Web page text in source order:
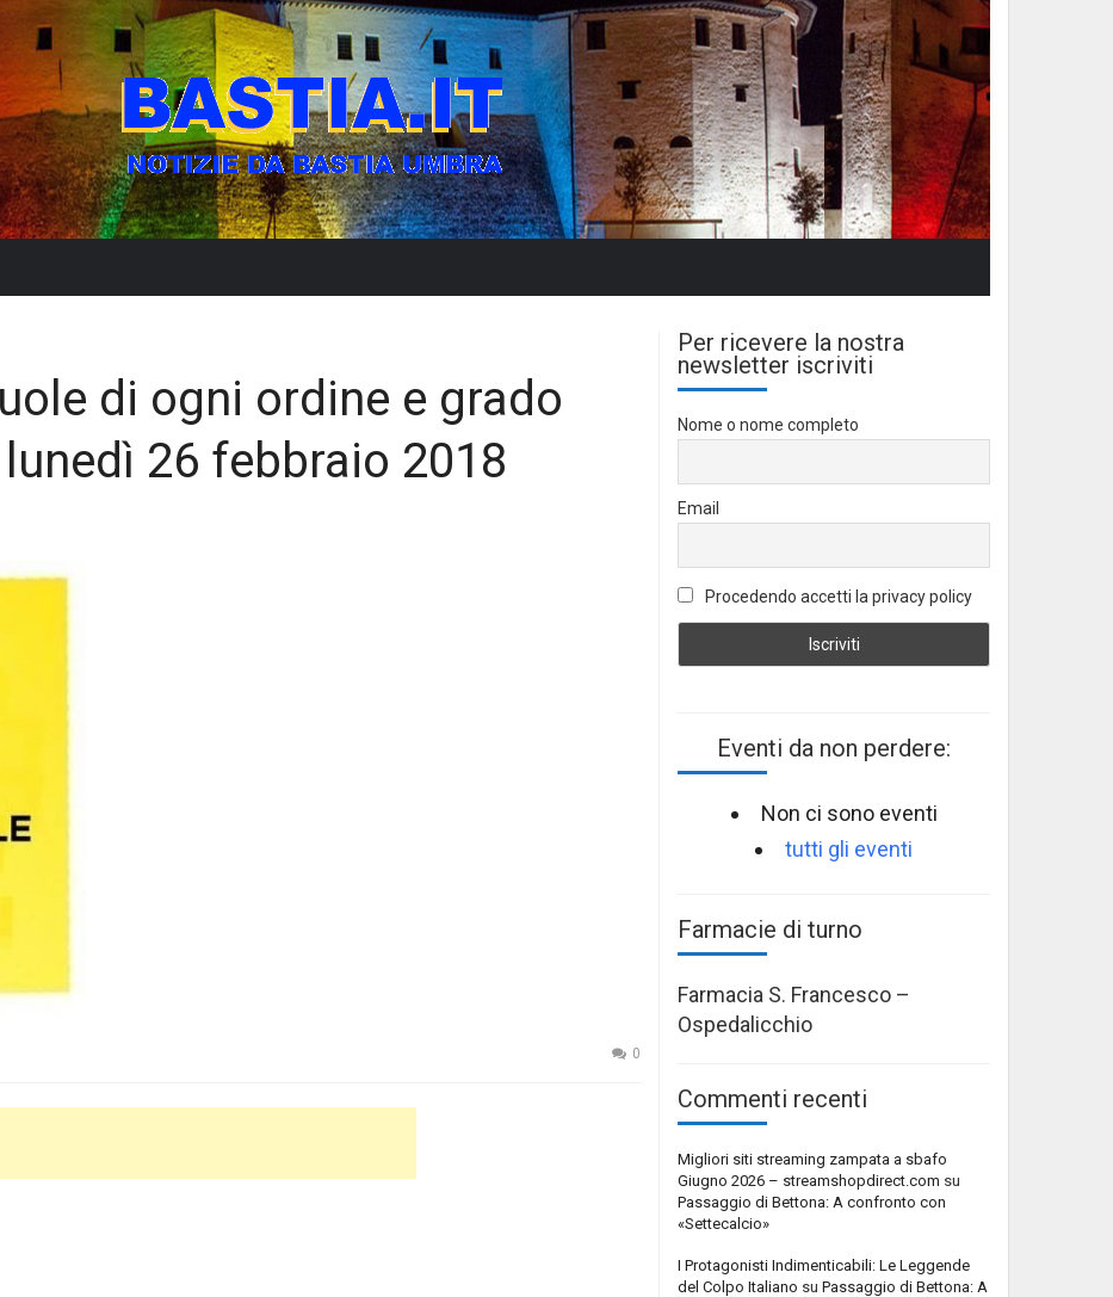
di ogni ordine e grado
26 febbraio 2018
0
Per ricevere la nostra
newsletter iscriviti
Nome o nome completo
Email
Procedendo accetti la privacy policy
Eventi da non perdere:
Non ci sono eventi
tutti gli eventi
Farmacie di turno
Farmacia S. Francesco –
Ospedalicchio
Commenti recenti
Migliori siti streaming zampata a sbafo
Giugno 2026 – streamshopdirect.com su
Passaggio di Bettona: A confronto con
«Settecalcio»
I Protagonisti Indimenticabili: Le Leggende
del Colpo Italiano su Passaggio di Bettona: A